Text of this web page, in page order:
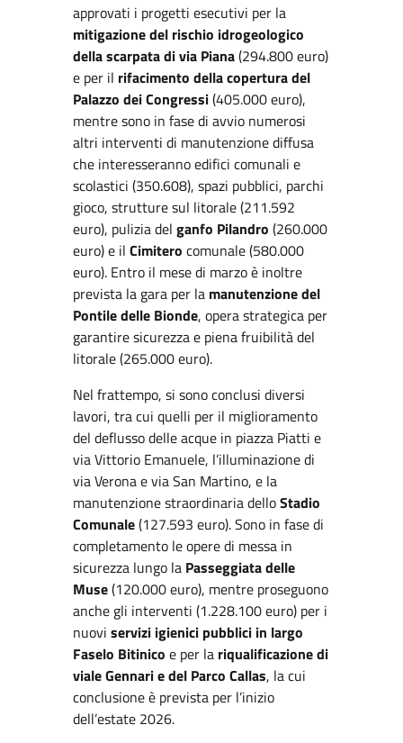
approvati i progetti esecutivi per la
mitigazione del rischio idrogeologico
della scarpata di via Piana(294.800 euro)
e per il rifacimento della copertura del
Palazzo dei Congressi(405.000 euro),
mentre sono in fase di avvio numerosi
altri interventi di manutenzione diffusa
che interesseranno edifici comunali e
scolastici (350.608), spazi pubblici, parchi
gioco, strutture sul litorale (211.592
euro), pulizia del ganfo Pilandro (260.000
euro) e il Cimitero comunale (580.000
euro). Entro il mese di marzo è inoltre
prevista la gara per la manutenzione del
Pontile delle Bionde, opera strategica per
garantire sicurezza e piena fruibilità del
litorale (265.000 euro).
Nel frattempo, si sono conclusi diversi
lavori, tra cui quelli per il miglioramento
del deflusso delle acque in piazza Piatti e
via Vittorio Emanuele, l’illuminazione di
via Verona e via San Martino, e la
manutenzione straordinaria delloStadio
Comunale(127.593 euro). Sono in fase di
completamento le opere di messa in
sicurezza lungo la Passeggiata delle
Muse(120.000 euro), mentre proseguono
anche gli interventi (1.228.100 euro) per i
nuovi servizi igienici pubblici in largo
Faselo Bitinico e per la riqualificazione di
viale Gennari e del Parco Callas, la cui
conclusione è prevista per l’inizio
dell’estate 2026.